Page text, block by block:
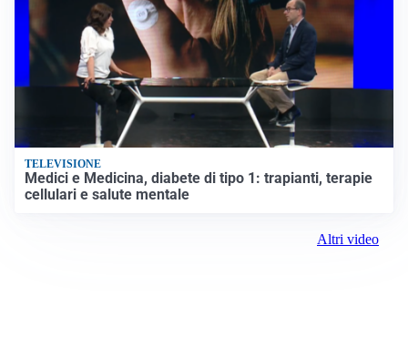
TELEVISIONE
Medici e Medicina, diabete di tipo 1: trapianti, terapie
cellulari e salute mentale
Altri video